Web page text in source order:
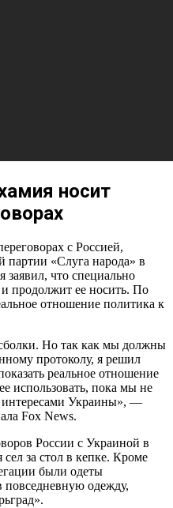
носит
с Россией,
партии «Слуга народа» в
что специально
продолжит ее носить. По
отношение политика к
Но так как мы должны
протоколу, я решил
реальное отношение
использовать, пока мы не
интересами Украины», —
Fox News.
России с Украиной в
за стол в кепке. Кроме
были одеты
одежду,